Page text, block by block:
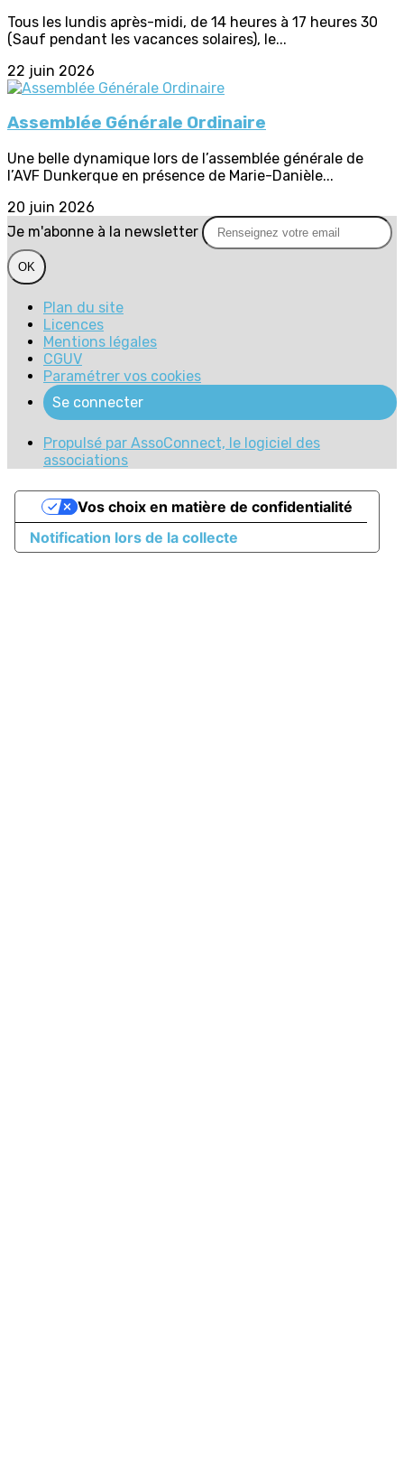
Tous les lundis après-midi, de 14 heures à 17 heures 30
(Sauf pendant les vacances solaires), le...
22 juin 2026
Assemblée Générale Ordinaire
Une belle dynamique lors de l’assemblée générale de
l’AVF Dunkerque en présence de Marie-Danièle...
20 juin 2026
Je m'abonne à la newsletter
OK
Plan du site
Licences
Mentions légales
CGUV
Paramétrer vos cookies
Se connecter
Propulsé par AssoConnect, le logiciel des
associations
Notification lors de la collecte
Vos choix en matière de confidentialité